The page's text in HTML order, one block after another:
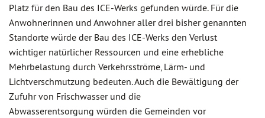
Platz für den Bau des ICE-Werks gefunden würde. Für die
Anwohnerinnen und Anwohner aller drei bisher genannten
Standorte würde der Bau des ICE-Werks den Verlust
wichtiger natürlicher Ressourcen und eine erhebliche
Mehrbelastung durch Verkehrsströme, Lärm- und
Lichtverschmutzung bedeuten. Auch die Bewältigung der
Zufuhr von Frischwasser und die
Abwasserentsorgung würden die Gemeinden vor